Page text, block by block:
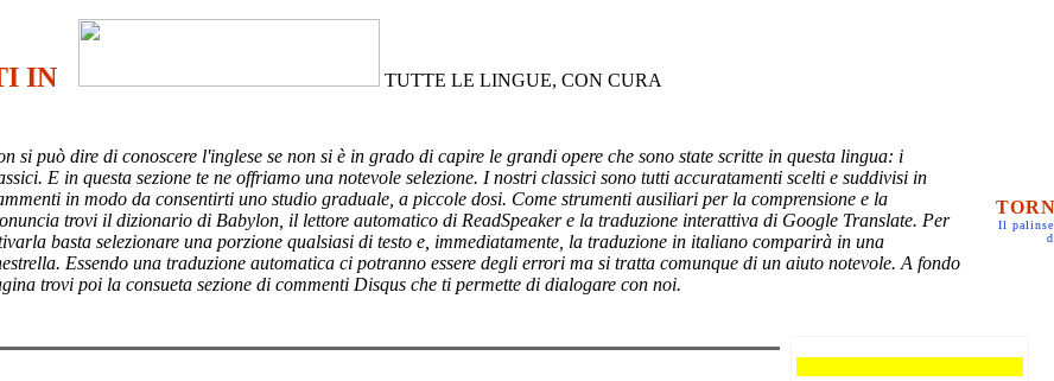
IN TUTTE LE LINGUE, CON CURA
si può dire di conoscere l'inglese se non si è in grado di capire le grandi opere che sono state scritte in questa lingua: i
E in questa sezione te ne offriamo una notevole selezione. I nostri classici sono tutti accuratamenti scelti e suddivisi in
in modo da consentirti uno studio graduale, a piccole dosi. Come strumenti ausiliari per la comprensione e la
trovi il dizionario di Babylon, il lettore automatico di ReadSpeaker e la traduzione interattiva di Google Translate. Per
basta selezionare una porzione qualsiasi di testo e, immediatamente, la traduzione in italiano comparirà in una
Essendo una traduzione automatica ci potranno essere degli errori ma si tratta comunque di un aiuto notevole. A fondo
trovi poi la consueta sezione di commenti Disqus che ti permette di dialogare con noi.
Il